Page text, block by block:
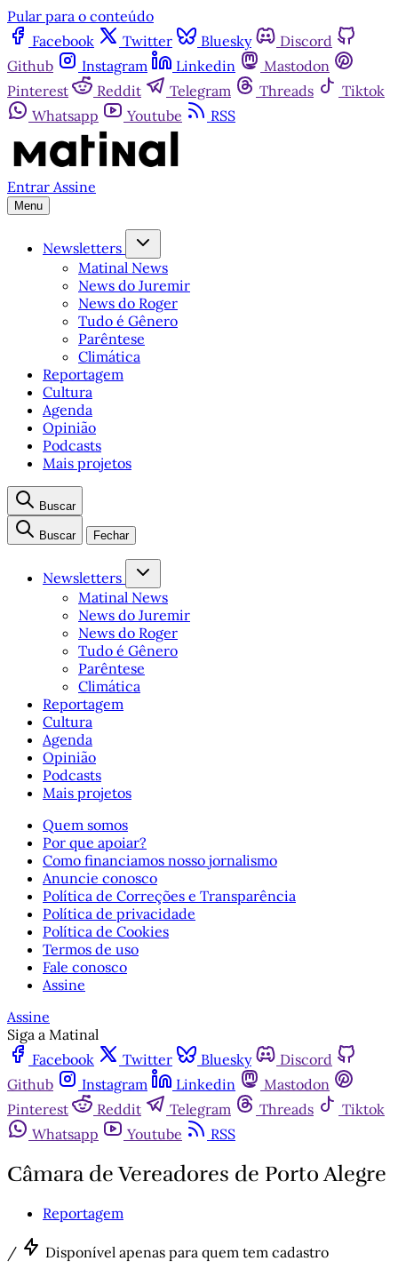
Pular para o conteúdo
Facebook
Twitter Bluesky
Discord
Github
Instagram Linkedin
Mastodon
Pinterest
Reddit Telegram Threads
Tiktok
Whatsapp
Youtube RSS
Entrar Assine
Menu
Newsletters
Matinal News
News do Juremir
News do Roger
Tudo é Gênero
Parêntese
Climática
Reportagem
Cultura
Agenda
Opinião
Podcasts
Mais projetos
Buscar
Buscar Fechar
Newsletters
Matinal News
News do Juremir
News do Roger
Tudo é Gênero
Parêntese
Climática
Reportagem
Cultura
Agenda
Opinião
Podcasts
Mais projetos
Quem somos
Por que apoiar?
Como financiamos nosso jornalismo
Anuncie conosco
Política de Correções e Transparência
Política de privacidade
Política de Cookies
Termos de uso
Fale conosco
Assine
Assine
Siga a Matinal
Facebook
Twitter Bluesky
Discord
Github
Instagram Linkedin
Mastodon
Pinterest
Reddit Telegram Threads
Tiktok
Whatsapp
Youtube RSS
Câmara de Vereadores de Porto Alegre
Reportagem
/ Disponível apenas para quem tem cadastro